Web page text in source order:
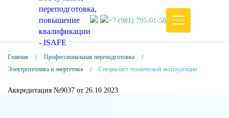
+7 (981) 795-01-58
Главная
Профессиональная переподготовка
Электротехника и энергетика
Специалист технической эксплуатации
Аккредитация №9037 от 26.10.2023